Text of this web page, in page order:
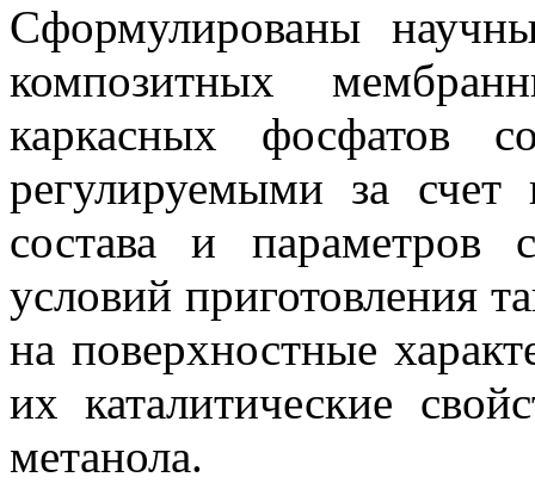
Сформулированы
композитных
каркасных фосфатов
регулируемыми за счет
состава и параметров
условий приготовления
на поверхностные
их каталитические
метанола.